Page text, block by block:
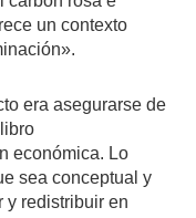
un contexto
era asegurarse de
económica. Lo
sea conceptual y
y redistribuir en